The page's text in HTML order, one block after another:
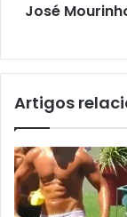
José
Artigos